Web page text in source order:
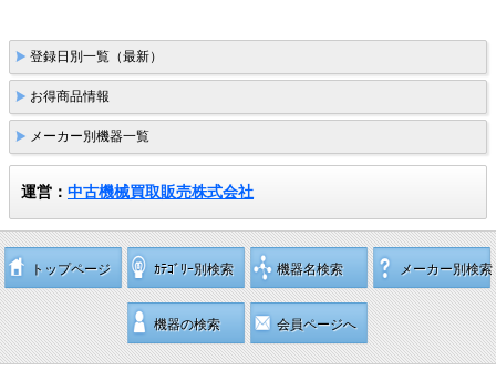
登録日別一覧（最新）
お得商品情報
メーカー別機器一覧
運営： 中古機械買取販売株式会社
トップページ ｶﾃｺﾞﾘｰ別検索 機器名検索 メーカー別検索
機器の検索 会員ページへ